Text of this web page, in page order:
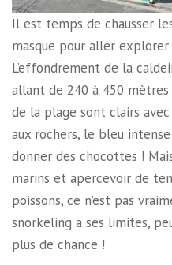
Il est temps de chausser
masque pour aller
L’effondrement de la
allant de 240 à 450
de la plage sont clairs
aux rochers, le bleu
donner des chocottes !
marins et apercevoir de
poissons, ce n’est pas
snorkeling a ses limites,
plus de chance !